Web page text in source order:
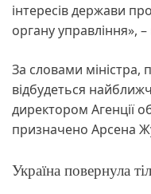
інтересів держави
органу управління»,
За словами міністра,
відбудеться
директором Агенції
призначено Арсена
Україна повернула